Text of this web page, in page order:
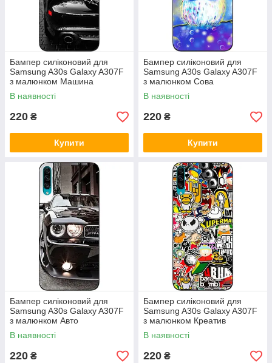
Бампер силіконовий для
Samsung A30s Galaxy A307F
з малюнком Машина
В наявності
220 ₴
Купити
Бампер силіконовий для
Samsung A30s Galaxy A307F
з малюнком Сова
В наявності
220 ₴
Купити
Бампер силіконовий для
Samsung A30s Galaxy A307F
з малюнком Авто
В наявності
220 ₴
Бампер силіконовий для
Samsung A30s Galaxy A307F
з малюнком Креатив
В наявності
220 ₴